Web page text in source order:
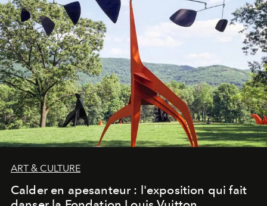
ART & CULTURE
Calder en apesanteur : l'exposition qui fait